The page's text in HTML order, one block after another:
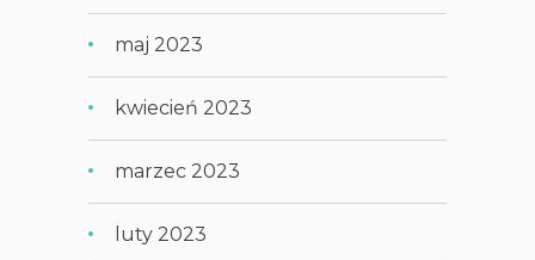
maj 2023
kwiecień 2023
marzec 2023
luty 2023